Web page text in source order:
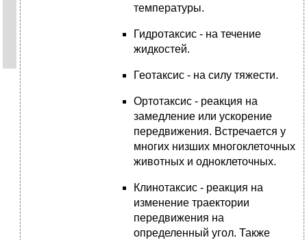
температуры.
Гидротаксис - на течение
жидкостей.
Геотаксис - на силу тяжести.
Ортотаксис - реакция на
замедление или ускорение
передвижения. Встречается у
многих низших многоклеточных
животных и одноклеточных.
Клинотаксис - реакция на
изменение траектории
передвижения на
определенный угол. Также